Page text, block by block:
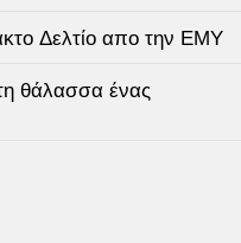
Δελτίο απο την ΕΜΥ
θάλασσα ένας